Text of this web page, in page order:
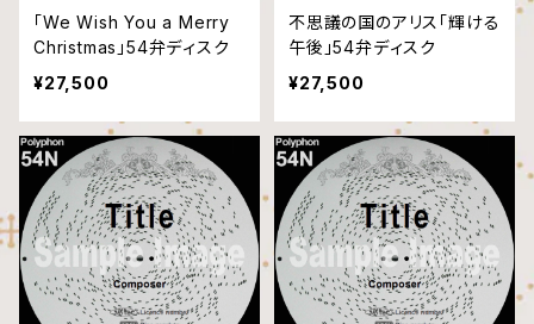
「We Wish You a Merry
Christmas」54弁ディスク
¥27,500
不思議の国のアリス「輝ける
午後」54弁ディスク
¥27,500